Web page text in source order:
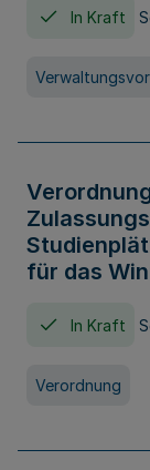
In Kraft
für das
In Kraft
Verordnung